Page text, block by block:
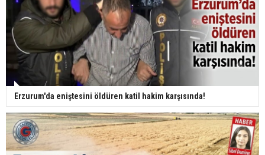
Erzurum'da eniştesini öldüren katil hakim karşısında!